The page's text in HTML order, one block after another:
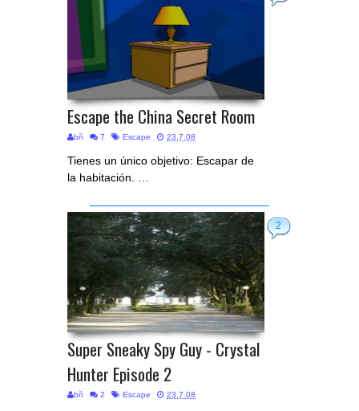
Escape the China Secret Room
bñ 7 Escape 23.7.08
Tienes un único objetivo: Escapar de
la habitación. …
2
Super Sneaky Spy Guy - Crystal
Hunter Episode 2
bñ 2 Escape 23.7.08